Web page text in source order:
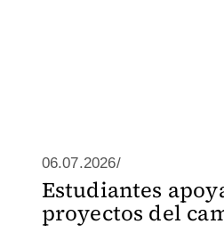
06.07.2026/
Estudiantes
proyectos del